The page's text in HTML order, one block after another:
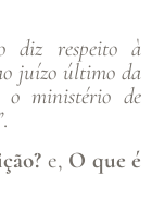
diz respeito à
juízo último da
ministério de
.
e, O que é